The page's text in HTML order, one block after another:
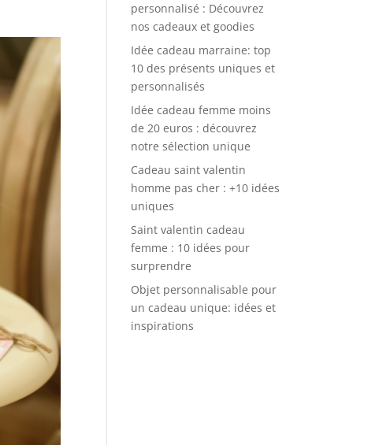
personnalisé : Découvrez
nos cadeaux et goodies
Idée cadeau marraine: top
10 des présents uniques et
personnalisés
Idée cadeau femme moins
de 20 euros : découvrez
notre sélection unique
Cadeau saint valentin
homme pas cher : +10 idées
uniques
Saint valentin cadeau
femme : 10 idées pour
surprendre
Objet personnalisable pour
un cadeau unique: idées et
inspirations